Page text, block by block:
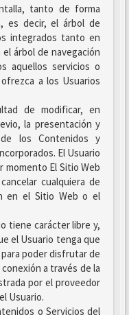
tanto de forma
es decir, el árbol de
integrados tanto en
árbol de navegación
aquellos servicios o
a los Usuarios
de modificar, en
la presentación y
los Contenidos y
El Usuario
momento El Sitio Web
cualquiera de
en el Sitio Web o el
tiene carácter libre y,
el Usuario tenga que
poder disfrutar de
a través de la
por el proveedor
Usuario.
o Servicios del